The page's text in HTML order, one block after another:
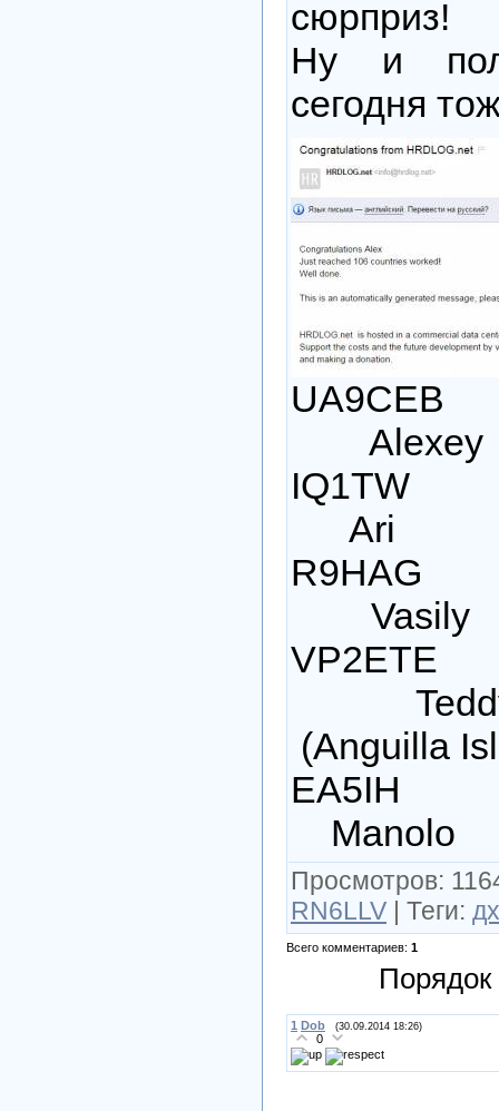
сюрприз!
Ну и
сегодня
IQ1TW
Ari
Vasily
(Anguilla
EA5IH
Просмотров:
RN6LLV | Теги: дх
Всего комментариев: 1
1 Dob (30.09.2014 18:26)
0